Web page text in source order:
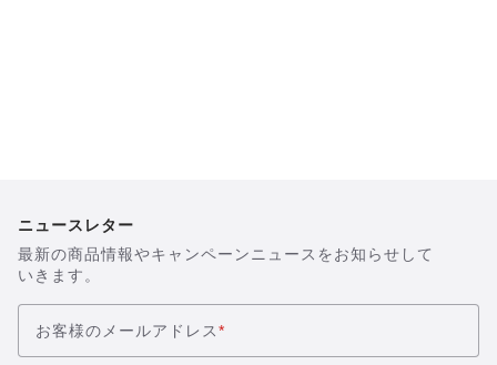
ニュースレター
最新の商品情報やキャンペーンニュースをお知らせして
いきます。
お客様のメールアドレス*